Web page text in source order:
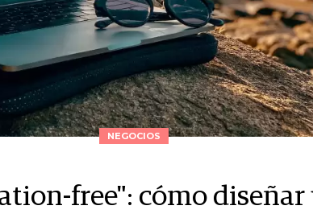
NEGOCIOS
free": cómo